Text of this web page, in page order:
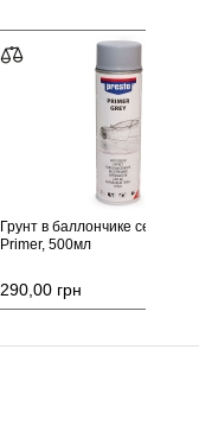
Грунт в баллончике серый
Primer, 500мл
290,00 грн